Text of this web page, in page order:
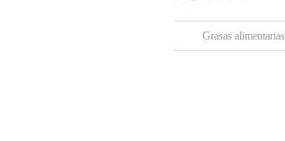
Grasas alimentarias